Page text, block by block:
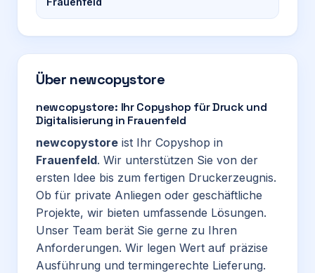
Über newcopystore
newcopystore: Ihr Copyshop für Druck und
Digitalisierung in Frauenfeld
newcopystore ist Ihr Copyshop in
Frauenfeld. Wir unterstützen Sie von der
ersten Idee bis zum fertigen Druckerzeugnis.
Ob für private Anliegen oder geschäftliche
Projekte, wir bieten umfassende Lösungen.
Unser Team berät Sie gerne zu Ihren
Anforderungen. Wir legen Wert auf präzise
Ausführung und termingerechte Lieferung.